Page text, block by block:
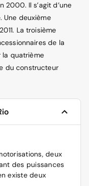
2000. Il s’agit d’une
Une deuxième
La troisième
de la
la quatrième
du constructeur
deux
des puissances
existe deux